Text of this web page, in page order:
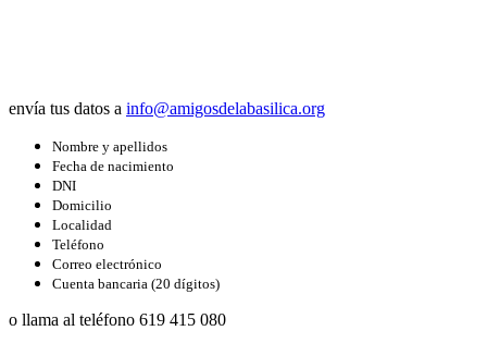
envía tus datos a info@amigosdelabasilica.org
Nombre y apellidos
Fecha de nacimiento
DNI
Domicilio
Localidad
Teléfono
Correo electrónico
Cuenta bancaria (20 dígitos)
o llama al teléfono 619 415 080